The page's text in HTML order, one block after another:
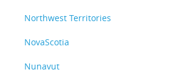
Northwest Territories
NovaScotia
Nunavut